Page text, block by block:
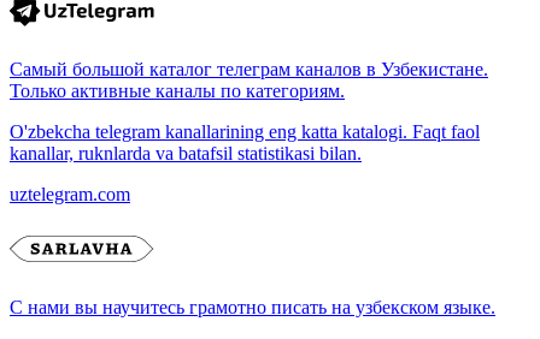
Самый большой каталог телеграм каналов в Узбекистане.
Только активные каналы по категориям.
O'zbekcha telegram kanallarining eng katta katalogi. Faqt faol
kanallar, ruknlarda va batafsil statistikasi bilan.
uztelegram.com
С нами вы научитесь грамотно писать на узбекском языке.